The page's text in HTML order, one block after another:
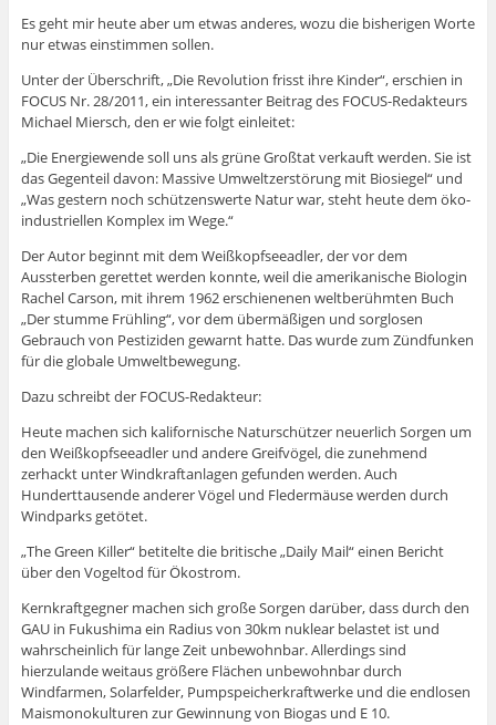
Es geht mir heute aber um etwas anderes, wozu die bisherigen Worte
nur etwas einstimmen sollen.
Unter der Überschrift, „Die Revolution frisst ihre Kinder“, erschien in
FOCUS Nr. 28/2011, ein interessanter Beitrag des FOCUS-Redakteurs
Michael Miersch, den er wie folgt einleitet:
„Die Energiewende soll uns als grüne Großtat verkauft werden. Sie ist
das Gegenteil davon: Massive Umweltzerstörung mit Biosiegel“ und
„Was gestern noch schützenswerte Natur war, steht heute dem öko-
industriellen Komplex im Wege.“
Der Autor beginnt mit dem Weißkopfseeadler, der vor dem
Aussterben gerettet werden konnte, weil die amerikanische Biologin
Rachel Carson, mit ihrem 1962 erschienenen weltberühmten Buch
„Der stumme Frühling“, vor dem übermäßigen und sorglosen
Gebrauch von Pestiziden gewarnt hatte. Das wurde zum Zündfunken
für die globale Umweltbewegung.
Dazu schreibt der FOCUS-Redakteur:
Heute machen sich kalifornische Naturschützer neuerlich Sorgen um
den Weißkopfseeadler und andere Greifvögel, die zunehmend
zerhackt unter Windkraftanlagen gefunden werden. Auch
Hunderttausende anderer Vögel und Fledermäuse werden durch
Windparks getötet.
„The Green Killer“ betitelte die britische „Daily Mail“ einen Bericht
über den Vogeltod für Ökostrom.
Kernkraftgegner machen sich große Sorgen darüber, dass durch den
GAU in Fukushima ein Radius von 30km nuklear belastet ist und
wahrscheinlich für lange Zeit unbewohnbar. Allerdings sind
hierzulande weitaus größere Flächen unbewohnbar durch
Windfarmen, Solarfelder, Pumpspeicherkraftwerke und die endlosen
Maismonokulturen zur Gewinnung von Biogas und E 10.